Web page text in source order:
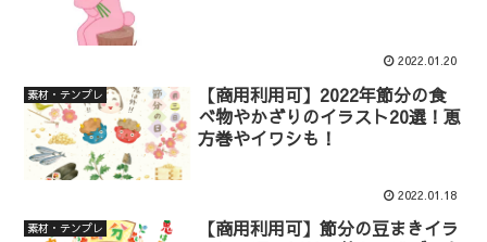
2022.01.20
素材・テンプレ
【商用利用可】2022年節分の食
べ物やかざりのイラスト20選！恵
方巻やイワシも！
2022.01.18
素材・テンプレ
【商用利用可】節分の豆まきイラ